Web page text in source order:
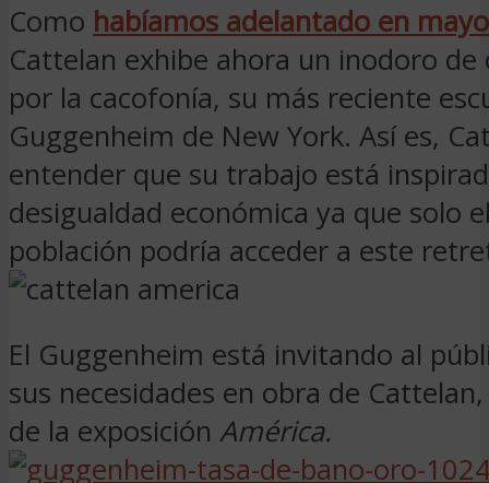
Como habíamos adelantado en mayo
Cattelan exhibe ahora un inodoro
por la cacofonía, su más reciente
Guggenheim de New York. Así es,
entender que su trabajo está
desigualdad económica ya que solo
población podría acceder a este
El Guggenheim está invitando al
sus necesidades en obra de
de la exposición América.